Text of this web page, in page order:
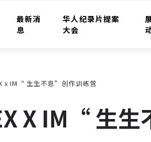
最新消
息
华人纪录片提案
大会
x IM“ 生生不息”创作训练营
X IM“ 生